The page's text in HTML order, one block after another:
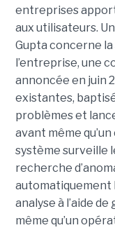
entreprises
aux utilisateurs.
Gupta concerne
l’entreprise, une
annoncée en juin
existantes,
problèmes et
avant même
système surveille
recherche
automatiquement
analyse à l’aide
même qu’un